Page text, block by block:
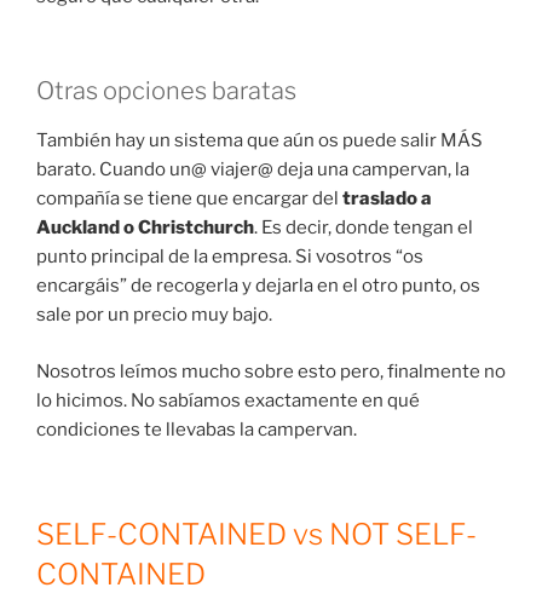
Otras opciones baratas
También hay un sistema que aún os puede salir MÁS
barato. Cuando un@ viajer@ deja una campervan, la
compañía se tiene que encargar del traslado a
Auckland o Christchurch. Es decir, donde tengan el
punto principal de la empresa. Si vosotros “os
encargáis” de recogerla y dejarla en el otro punto, os
sale por un precio muy bajo.
Nosotros leímos mucho sobre esto pero, finalmente no
lo hicimos. No sabíamos exactamente en qué
condiciones te llevabas la campervan.
SELF-CONTAINED vs NOT SELF-
CONTAINED